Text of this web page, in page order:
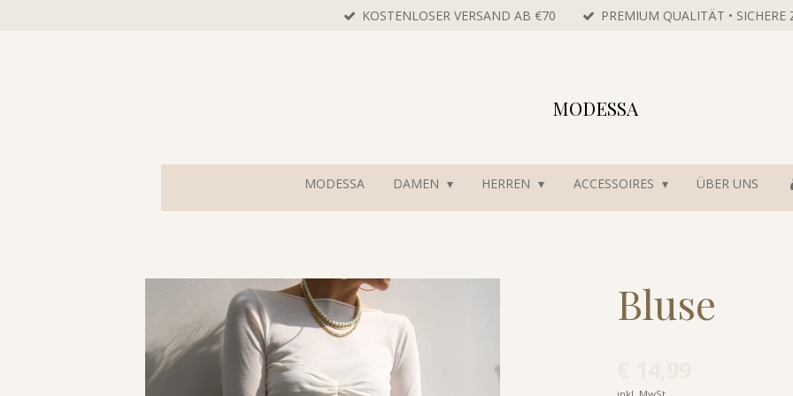
KOSTENLOSER VERSAND AB €70 PREMIUM QUALITÄT • SICHERE
MODESSA
MODESSA DAMEN HERREN ACCESSOIRES ÜBER UNS
Bluse